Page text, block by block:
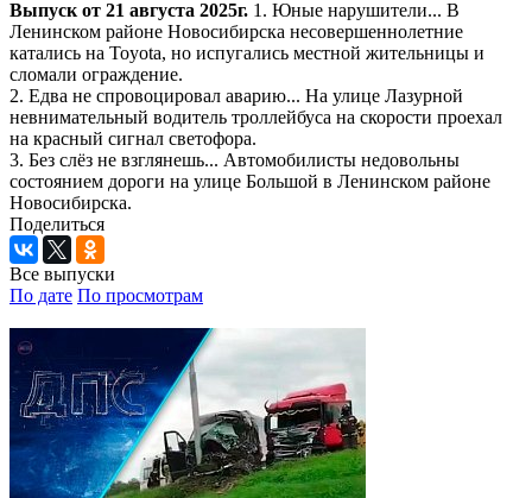
Выпуск от 21 августа 2025г. 1. Юные нарушители... В
Ленинском районе Новосибирска несовершеннолетние
катались на Toyota, но испугались местной жительницы и
сломали ограждение.
2. Едва не спровоцировал аварию... На улице Лазурной
невнимательный водитель троллейбуса на скорости проехал
на красный сигнал светофора.
3. Без слёз не взглянешь... Автомобилисты недовольны
состоянием дороги на улице Большой в Ленинском районе
Новосибирска.
Поделиться
Все выпуски
По дате По просмотрам